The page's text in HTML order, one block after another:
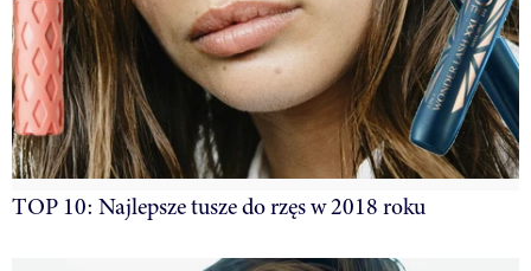
TOP 10: Najlepsze tusze do rzęs w 2018 roku